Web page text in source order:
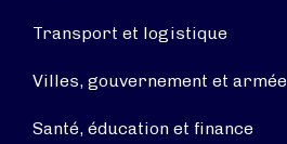
Transport et logistique
Villes, gouvernement et armée
Santé, éducation et finance